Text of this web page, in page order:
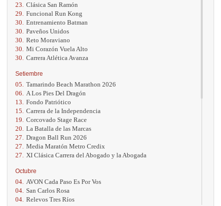
23. Clásica San Ramón
29. Funcional Run Kong
30. Entrenamiento Batman
30. Paveños Unidos
30. Reto Moraviano
30. Mi Corazón Vuela Alto
30. Carrera Atlética Avanza
Setiembre
05. Tamarindo Beach Marathon 2026
06.
A Los Pies Del Dragón
13. Fondo Patriótico
15. Carrera de la Independencia
19. Corcovado Stage Race
20. La Batalla de las Marcas
27. Dragon Ball Run 2026
27. Media Maratón Metro Credix
27.
XI Clásica Carrera del Abogado y la Abogada
Octubre
04. AVON Cada Paso Es Por Vos
04. San Carlos Rosa
04. Relevos Tres Ríos